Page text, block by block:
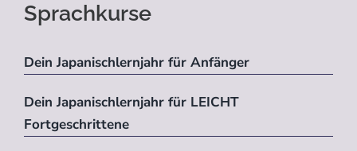
Sprachkurse
Dein Japanischlernjahr für Anfänger
Dein Japanischlernjahr für LEICHT
Fortgeschrittene